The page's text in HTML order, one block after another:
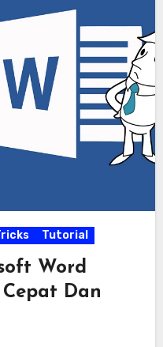
Tutorial
Word
Dan